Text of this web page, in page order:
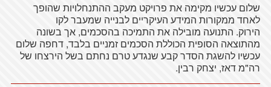
שלום עכשיו מקימה את פרויקט מעקב ההתנחלויות שהופך
לאחד ממקורות המידע העיקריים לבנייה שמעבר לקו
הירוק. התנועה מובילה את התמיכה בהסכמים, אך בשונה
מהתוצאה הסופית הכוללת הסכמים זמניים בלבד, דחפה שלום
עכשיו להשגת הסדר קבע שנגדע טרם נחתם בשל הירצחו של
רה"מ דאז, יצחק רבין.